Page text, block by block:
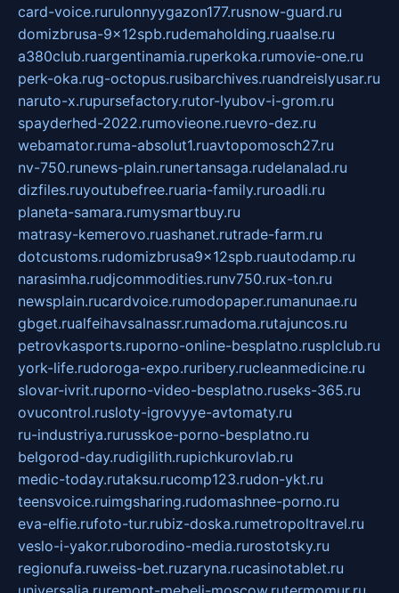
card-voice.rurulonnyygazon177.rusnow-guard.ru
domizbrusa-9x12spb.rudemaholding.ruaalse.ru
a380club.ruargentinamia.ruperkoka.rumovie-one.ru
perk-oka.rug-octopus.rusibarchives.ruandreislyusar.ru
naruto-x.rupursefactory.rutor-lyubov-i-grom.ru
spayderhed-2022.rumovieone.ruevro-dez.ru
webamator.ruma-absolut1.ruavtopomosch27.ru
nv-750.runews-plain.runertansaga.rudelanalad.ru
dizfiles.ruyoutubefree.ruaria-family.ruroadli.ru
planeta-samara.rumysmartbuy.ru
matrasy-kemerovo.ruashanet.rutrade-farm.ru
dotcustoms.rudomizbrusa9x12spb.ruautodamp.ru
narasimha.rudjcommodities.runv750.rux-ton.ru
newsplain.rucardvoice.rumodopaper.rumanunae.ru
gbget.rualfeihavsalnassr.rumadoma.rutajuncos.ru
petrovkasports.ruporno-online-besplatno.rusplclub.ru
york-life.rudoroga-expo.ruribery.rucleanmedicine.ru
slovar-ivrit.ruporno-video-besplatno.ruseks-365.ru
ovucontrol.rusloty-igrovyye-avtomaty.ru
ru-industriya.rurusskoe-porno-besplatno.ru
belgorod-day.rudigilith.rupichkurovlab.ru
medic-today.rutaksu.rucomp123.rudon-ykt.ru
teensvoice.ruimgsharing.rudomashnee-porno.ru
eva-elfie.rufoto-tur.rubiz-doska.rumetropoltravel.ru
veslo-i-yakor.ruborodino-media.rurostotsky.ru
regionufa.ruweiss-bet.ruzaryna.rucasinotablet.ru